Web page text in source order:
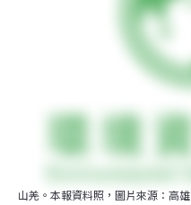
山羌。本報資料照，圖片來源：高